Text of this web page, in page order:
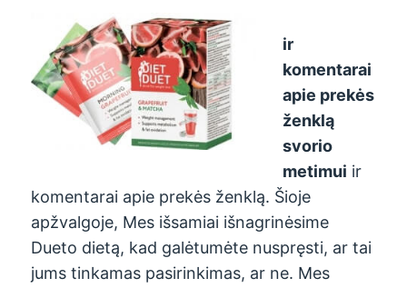
ir
komentarai
apie prekės
ženklą
svorio
metimui ir
komentarai apie prekės ženklą. Šioje
apžvalgoje, Mes išsamiai išnagrinėsime
Dueto dietą, kad galėtumėte nuspręsti, ar tai
jums tinkamas pasirinkimas, ar ne. Mes